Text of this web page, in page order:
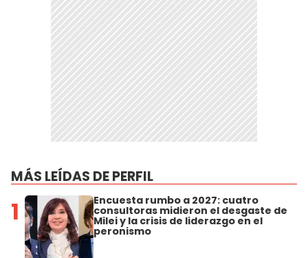
MÁS LEÍDAS DE PERFIL
1 Encuesta rumbo a 2027: cuatro
consultoras midieron el desgaste de
Milei y la crisis de liderazgo en el
peronismo